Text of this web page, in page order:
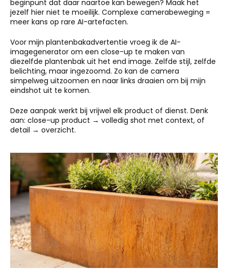
beginpunt dat daar naartoe kan bewegen? Maak het
jezelf hier niet te moeilijk. Complexe camerabeweging =
meer kans op rare AI-artefacten.
Voor mijn plantenbakadvertentie vroeg ik de AI-
imagegenerator om een close-up te maken van
diezelfde plantenbak uit het end image. Zelfde stijl, zelfde
belichting, maar ingezoomd. Zo kan de camera
simpelweg uitzoomen en naar links draaien om bij mijn
eindshot uit te komen.
Deze aanpak werkt bij vrijwel elk product of dienst. Denk
aan: close-up product → volledig shot met context, of
detail → overzicht.